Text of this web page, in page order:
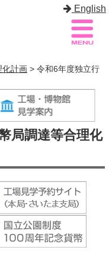
English
サイトマップ
化計画 > 令和6年度独立行
局調達等合理化